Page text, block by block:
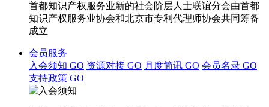
首都知识产权服务业新的社会阶层人士联谊分会由首都
知识产权服务业协会和北京市专利代理师协会共同筹备
成立
会员服务
入会须知 GO 资源对接 GO 月度简讯 GO 会员名录 GO
支持政策 GO